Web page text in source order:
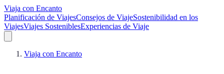
Viaja con Encanto
Planificación de ViajesConsejos de ViajeSostenibilidad en los
ViajesViajes SosteniblesExperiencias de Viaje
Viaja con Encanto